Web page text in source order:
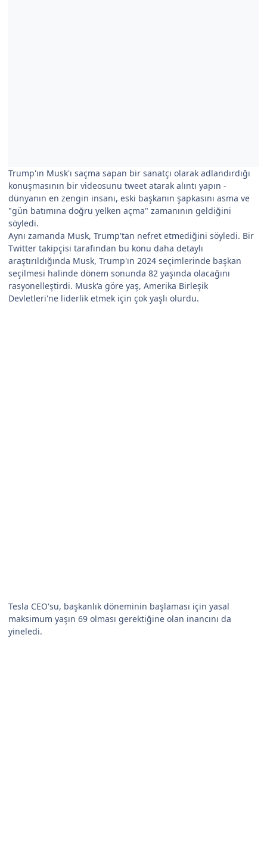
Trump'ın Musk'ı saçma sapan bir sanatçı olarak adlandırdığı
konuşmasının bir videosunu tweet atarak alıntı yapın -
dünyanın en zengin insanı, eski başkanın şapkasını asma ve
"gün batımına doğru yelken açma" zamanının geldiğini
söyledi.
Aynı zamanda Musk, Trump'tan nefret etmediğini söyledi. Bir
Twitter takipçisi tarafından bu konu daha detaylı
araştırıldığında Musk, Trump'ın 2024 seçimlerinde başkan
seçilmesi halinde dönem sonunda 82 yaşında olacağını
rasyonelleştirdi. Musk'a göre yaş, Amerika Birleşik
Devletleri'ne liderlik etmek için çok yaşlı olurdu.
Tesla CEO'su, başkanlık döneminin başlaması için yasal
maksimum yaşın 69 olması gerektiğine olan inancını da
yineledi.